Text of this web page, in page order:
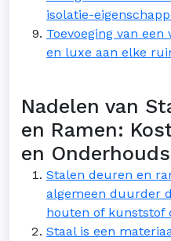
isolatie-
Toevoeging van
en luxe aan elke
Nadelen van
en Ramen:
en
Stalen deuren en
algemeen duurder
houten of kunststof
Staal is een